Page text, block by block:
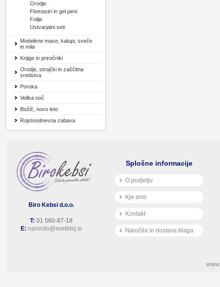
Orodje
Flomastri in gel peni
Folije
Ustvarjalni seti
Modelirne mase, kalupi, sveče
in mila
Knjige in priročniki
Orodje, strojčki in zaščitna
sredstva
Poroka
Velika noč
Božič, novo leto
Rojstnodnevna zabava
Biro Kebsi d.o.o.
T: 01 560-87-18
E: narocilo@svetidej.si
Splošne informacije
O podjetju
Kje smo
Kontakt
Naročila in dostava blaga